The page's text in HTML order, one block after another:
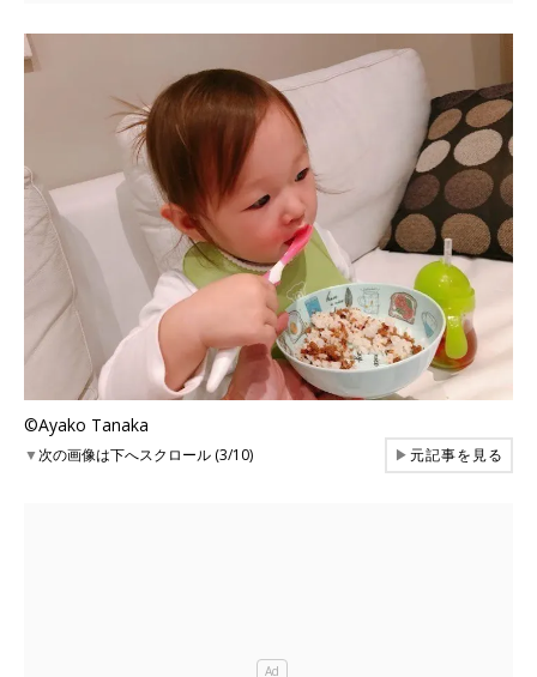
©Ayako Tanaka
▼次の画像は下へスクロール (3/10) ▶元記事を見る